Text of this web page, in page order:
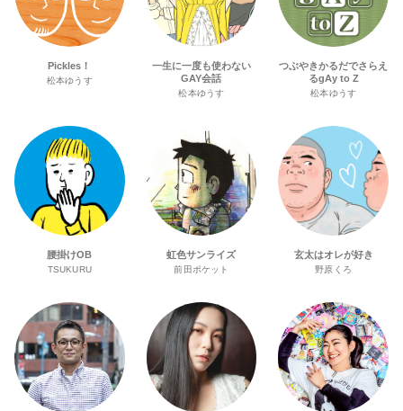
Pickles！
松本ゆうす
一生に一度も使わない
GAY会話
松本ゆうす
つぶやきかるだでさらえ
るgAy to Z
松本ゆうす
腰掛けOB
TSUKURU
虹色サンライズ
前田ポケット
玄太はオレが好き
野原くろ